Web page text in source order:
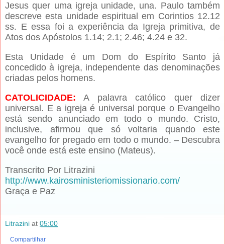
Jesus quer uma igreja unidade, una. Paulo também
descreve esta unidade espiritual em Corintios 12.12
ss. E essa foi a experiência da Igreja primitiva, de
Atos dos Apóstolos 1.14; 2.1; 2.46; 4.24 e 32.
Esta Unidade é um Dom do Espírito Santo já
concedido à igreja, independente das denominações
criadas pelos homens.
CATOLICIDADE: A palavra católico quer dizer
universal. E a igreja é universal porque o Evangelho
está sendo anunciado em todo o mundo. Cristo,
inclusive, afirmou que só voltaria quando este
evangelho for pregado em todo o mundo. – Descubra
você onde está este ensino (Mateus).
Transcrito Por Litrazini
http://www.kairosministeriomissionario.com/
Graça e Paz
Litrazini at 05:00
Compartilhar